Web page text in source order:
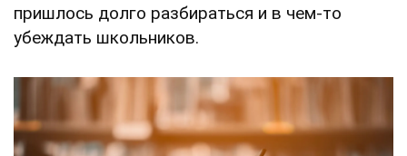
пришлось долго разбираться и в чем-то
убеждать школьников.